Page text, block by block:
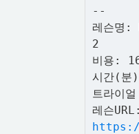
--
레슨명:
2
비용:
시간(
트라이
레슨URL: